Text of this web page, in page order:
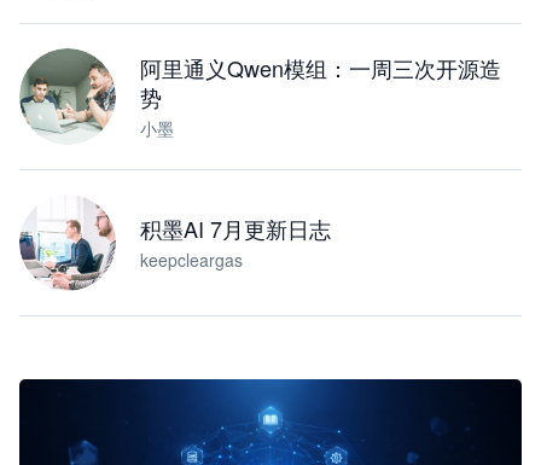
阿里通义Qwen模组：一周三次开源造
势
小墨
积墨AI 7月更新日志
keepcleargas